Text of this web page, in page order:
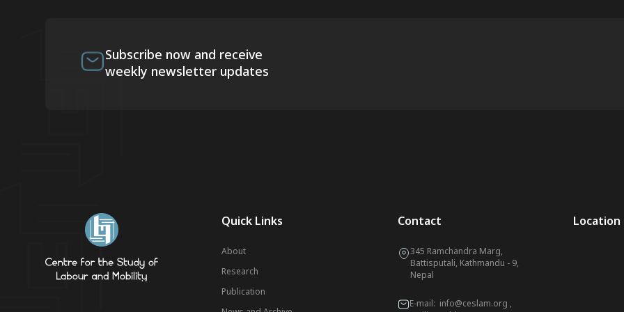
Subscribe now and receive
weekly newsletter updates
Quick Links
About
Research
Publication
Contact
345 Ramchandra Marg,
Battisputali, Kathmandu - 9,
Nepal
E-mail: info@ceslam.org ,
Location